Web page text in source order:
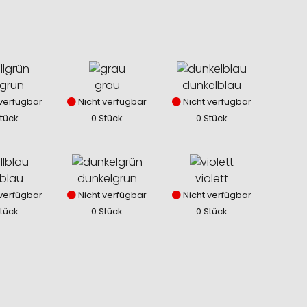
grau
Nicht verfügbar
0 Stück
dunkelblau
Nicht verfügbar
0 Stück
dunkelgrün
Nicht verfügbar
0 Stück
violett
Nicht verfügbar
0 Stück